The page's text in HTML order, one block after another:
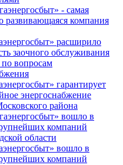
- самая
развивающаяся компания
расширило
заочного обслуживания
по вопросам
гарантирует
энергоснабжение
района
вошло в
компаний
области
вошло в
компаний